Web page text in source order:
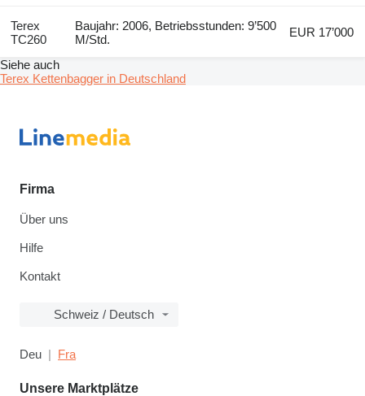
Terex
TC260
Baujahr: 2006, Betriebsstunden: 9’500
M/Std.
EUR 17’000
Siehe auch
Terex Kettenbagger in Deutschland
Firma
Über uns
Hilfe
Kontakt
Schweiz / Deutsch
Deu Fra
Unsere Marktplätze